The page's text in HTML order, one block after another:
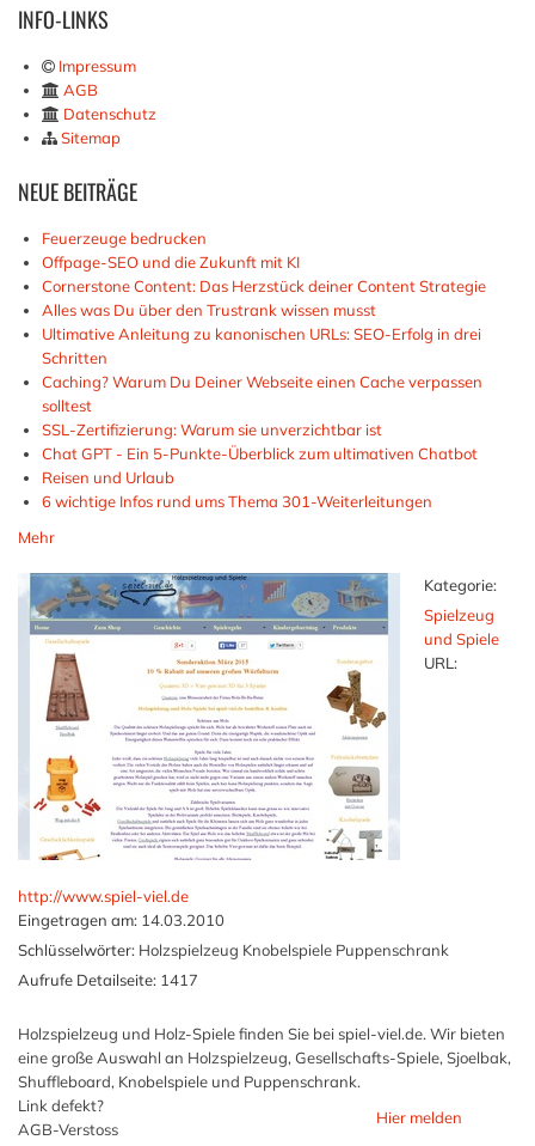
INFO-LINKS
Impressum
AGB
Datenschutz
Sitemap
NEUEBEITRÄGE
Feuerzeuge bedrucken
Offpage-SEO und die Zukunft mit KI
Cornerstone Content: Das Herzstück deiner Content Strategie
Alles was Du über den Trustrank wissen musst
Ultimative Anleitung zu kanonischen URLs: SEO-Erfolg in drei
Schritten
Caching? Warum Du Deiner Webseite einen Cache verpassen
solltest
SSL-Zertifizierung: Warum sie unverzichtbar ist
Chat GPT - Ein 5-Punkte-Überblick zum ultimativen Chatbot
Reisen und Urlaub
6 wichtige Infos rund ums Thema 301-Weiterleitungen
Mehr
Kategorie:
Spielzeug
und Spiele
URL:
http://www.spiel-viel.de
Eingetragen am: 14.03.2010
Schlüsselwörter: Holzspielzeug Knobelspiele Puppenschrank
Aufrufe Detailseite: 1417
Holzspielzeug und Holz-Spiele finden Sie bei spiel-viel.de. Wir bieten
eine große Auswahl an Holzspielzeug, Gesellschafts-Spiele, Sjoelbak,
Shuffleboard, Knobelspiele und Puppenschrank.
Link defekt?
AGB-Verstoss
Hier melden